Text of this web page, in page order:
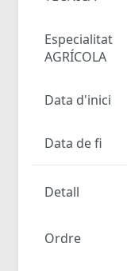
Especialitat
AGRÍCOLA
Data d'inici
Data de fi
Detall
Ordre